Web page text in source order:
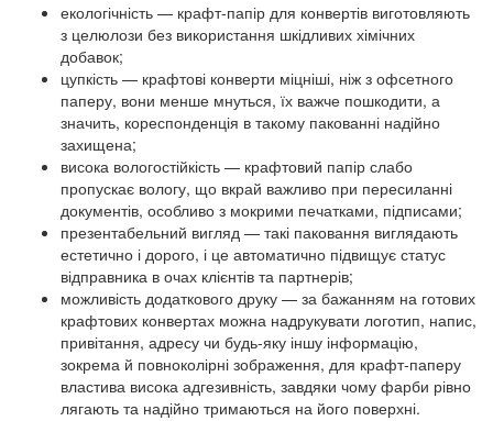
екологічність — крафт-папір для конвертів виготовляють
з целюлози без використання шкідливих хімічних
добавок;
цупкість — крафтові конверти міцніші, ніж з офсетного
паперу, вони менше мнуться, їх важче пошкодити, а
значить, кореспонденція в такому пакованні надійно
захищена;
висока вологостійкість — крафтовий папір слабо
пропускає вологу, що вкрай важливо при пересиланні
документів, особливо з мокрими печатками, підписами;
презентабельний вигляд — такі паковання виглядають
естетично і дорого, і це автоматично підвищує статус
відправника в очах клієнтів та партнерів;
можливість додаткового друку — за бажанням на готових
крафтових конвертах можна надрукувати логотип, напис,
привітання, адресу чи будь-яку іншу інформацію,
зокрема й повноколірні зображення, для крафт-паперу
властива висока адгезивність, завдяки чому фарби рівно
лягають та надійно тримаються на його поверхні.